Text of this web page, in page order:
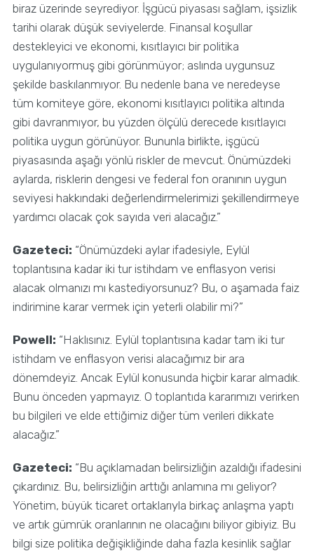
biraz üzerinde seyrediyor. İşgücü piyasası sağlam, işsizlik
tarihi olarak düşük seviyelerde. Finansal koşullar
destekleyici ve ekonomi, kısıtlayıcı bir politika
uygulanıyormuş gibi görünmüyor; aslında uygunsuz
şekilde baskılanmıyor. Bu nedenle bana ve neredeyse
tüm komiteye göre, ekonomi kısıtlayıcı politika altında
gibi davranmıyor, bu yüzden ölçülü derecede kısıtlayıcı
politika uygun görünüyor. Bununla birlikte, işgücü
piyasasında aşağı yönlü riskler de mevcut. Önümüzdeki
aylarda, risklerin dengesi ve federal fon oranının uygun
seviyesi hakkındaki değerlendirmelerimizi şekillendirmeye
yardımcı olacak çok sayıda veri alacağız.”
Gazeteci: “Önümüzdeki aylar ifadesiyle, Eylül
toplantısına kadar iki tur istihdam ve enflasyon verisi
alacak olmanızı mı kastediyorsunuz? Bu, o aşamada faiz
indirimine karar vermek için yeterli olabilir mi?”
Powell: “Haklısınız. Eylül toplantısına kadar tam iki tur
istihdam ve enflasyon verisi alacağımız bir ara
dönemdeyiz. Ancak Eylül konusunda hiçbir karar almadık.
Bunu önceden yapmayız. O toplantıda kararımızı verirken
bu bilgileri ve elde ettiğimiz diğer tüm verileri dikkate
alacağız.”
Gazeteci: “Bu açıklamadan belirsizliğin azaldığı ifadesini
çıkardınız. Bu, belirsizliğin arttığı anlamına mı geliyor?
Yönetim, büyük ticaret ortaklarıyla birkaç anlaşma yaptı
ve artık gümrük oranlarının ne olacağını biliyor gibiyiz. Bu
bilgi size politika değişikliğinde daha fazla kesinlik sağlar